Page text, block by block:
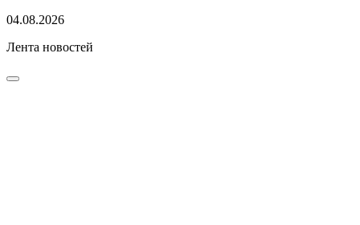
04.08.2026
Лента новостей